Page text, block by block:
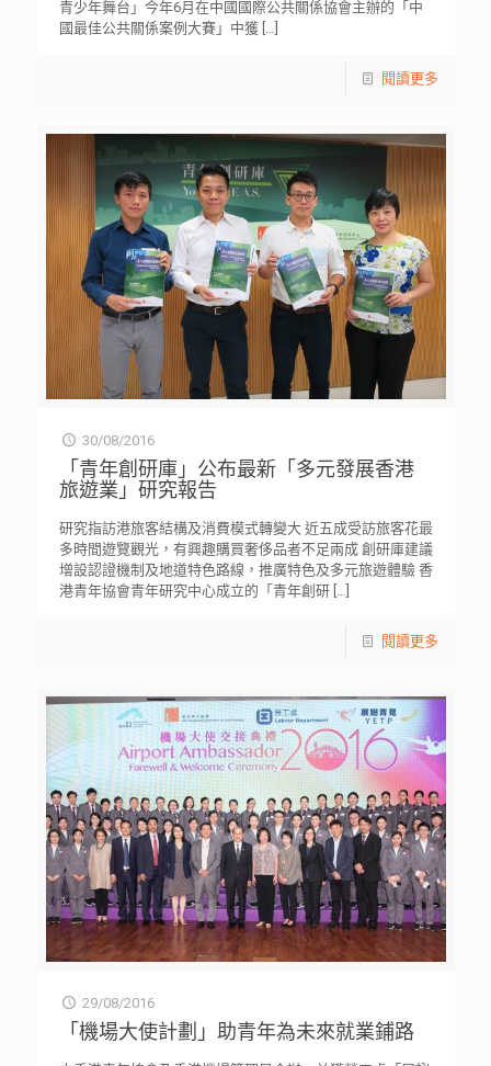
青少年舞台」今年6月在中國國際公共關係協會主辦的「中
國最佳公共關係案例大賽」中獲[…]
閱讀更多
30/08/2016
「青年創研庫」公布最新「多元發展香港
旅遊業」研究報告
研究指訪港旅客結構及消費模式轉變大 近五成受訪旅客花最
多時間遊覽觀光，有興趣購買奢侈品者不足兩成 創研庫建議
增設認證機制及地道特色路線，推廣特色及多元旅遊體驗 香
港青年協會青年研究中心成立的「青年創研[…]
閱讀更多
29/08/2016
「機場大使計劃」助青年為未來就業鋪路